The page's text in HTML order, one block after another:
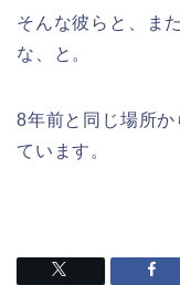
そんな彼らと、ま
な、と。
8年前と同じ場所
ています。